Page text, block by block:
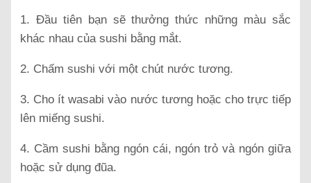
1. Đầu tiên bạn sẽ thưởng thức những màu sắc
khác nhau của sushi bằng mắt.
2. Chấm sushi với một chút nước tương.
3. Cho ít wasabi vào nước tương hoặc cho trực tiếp
lên miếng sushi.
4. Cầm sushi bằng ngón cái, ngón trỏ và ngón giữa
hoặc sử dụng đũa.